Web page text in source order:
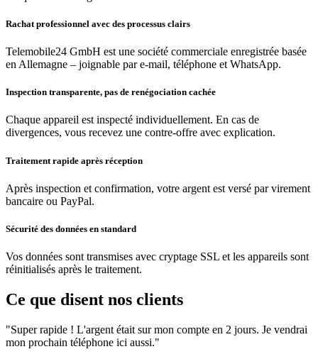
Rachat professionnel avec des processus clairs
Telemobile24 GmbH est une société commerciale enregistrée basée
en Allemagne – joignable par e-mail, téléphone et WhatsApp.
Inspection transparente, pas de renégociation cachée
Chaque appareil est inspecté individuellement. En cas de
divergences, vous recevez une contre-offre avec explication.
Traitement rapide après réception
Après inspection et confirmation, votre argent est versé par virement
bancaire ou PayPal.
Sécurité des données en standard
Vos données sont transmises avec cryptage SSL et les appareils sont
réinitialisés après le traitement.
Ce que disent nos clients
"Super rapide ! L'argent était sur mon compte en 2 jours. Je vendrai
mon prochain téléphone ici aussi."